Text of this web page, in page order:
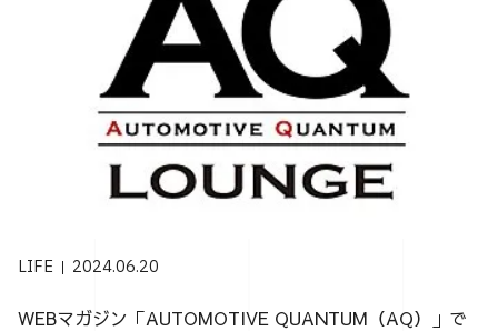
LIFE 2024.06.20
WEBマガジン「AUTOMOTIVE QUANTUM（AQ）」で